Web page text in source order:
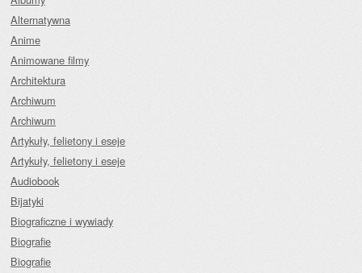
Alternatywna
Anime
Animowane filmy
Architektura
Archiwum
Archiwum
Artykuły, felietony i eseje
Artykuły, felietony i eseje
Audiobook
Bijatyki
Biograficzne i wywiady
Biografie
Biografie